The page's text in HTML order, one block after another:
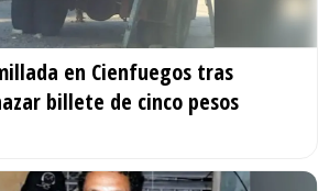
en Cienfuegos tras
billete de cinco pesos